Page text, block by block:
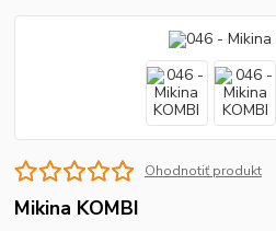
Ohodnotiť produkt
Mikina KOMBI